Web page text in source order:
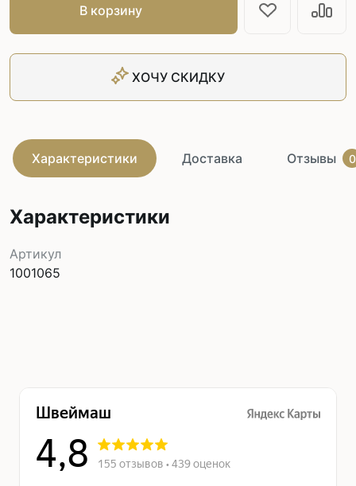
В корзину
ХОЧУ СКИДКУ
Характеристики Доставка Отзывы 0
Характеристики
Артикул
1001065